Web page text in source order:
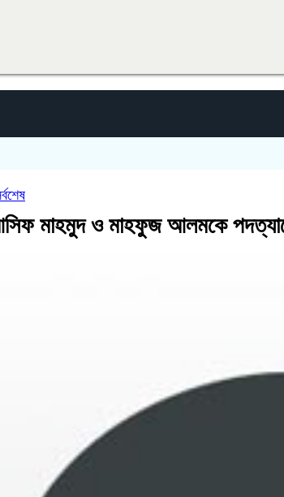
আসিফ মাহমুদ ও মাহফুজ আলমকে